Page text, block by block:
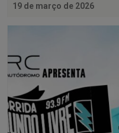
19 de março de 2026